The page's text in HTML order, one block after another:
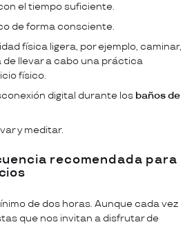
el tiempo suficiente.
de forma consciente.
física ligera, por ejemplo, caminar,
de llevar a cabo una práctica
físico.
digital durante los baños de
y meditar.
recomendada para
de dos horas. Aunque cada vez
que nos invitan a disfrutar de